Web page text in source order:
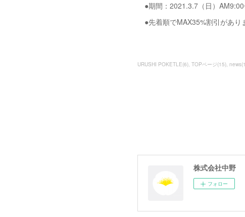
●期間：2021.3.7（日）
●先着順でMAX35%割引があり
URUSHI POKETLE(6) TOPページ(15) news(
株式会社中野
フォロー